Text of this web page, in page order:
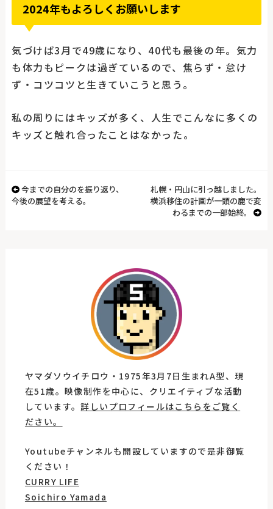
2024年もよろしくお願いします
気づけば3月で49歳になり、40代も最後の年。気力
も体力もピークは過ぎているので、焦らず・怠け
ず・コツコツと生きていこうと思う。
私の周りにはキッズが多く、人生でこんなに多くの
キッズと触れ合ったことはなかった。
今までの自分のを振り返り、
今後の展望を考える。
札幌・円山に引っ越しました。
横浜移住の計画が一頭の鹿で変
わるまでの一部始終。
ヤマダソウイチロウ・1975年3月7日生まれA型、現
在51歳。映像制作を中心に、クリエイティブな活動
しています。詳しいプロフィールはこちらをご覧く
ださい。
Youtubeチャンネルも開設していますので是非御覧
ください！
CURRY LIFE
Soichiro Yamada